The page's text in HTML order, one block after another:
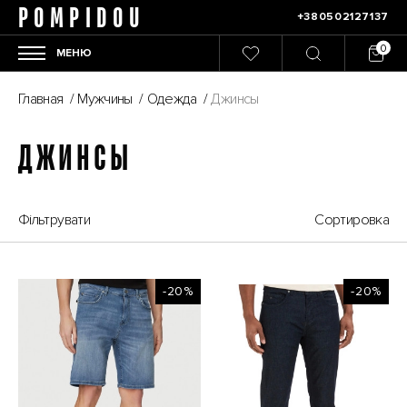
POMPIDOU +380502127137
МЕНЮ
Главная / Мужчины / Одежда / Джинсы
ДЖИНСЫ
Фільтрувати Сортировка
-20% -20%